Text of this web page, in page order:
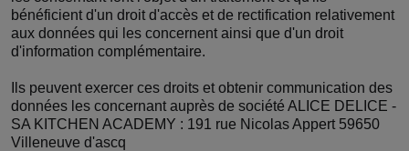
bénéficient d'un droit d'accès et de rectification relativement
aux données qui les concernent ainsi que d'un droit
d'information complémentaire.
Ils peuvent exercer ces droits et obtenir communication des
données les concernant auprès de société ALICE DELICE -
SA KITCHEN ACADEMY : 191 rue Nicolas Appert 59650
Villeneuve d'ascq